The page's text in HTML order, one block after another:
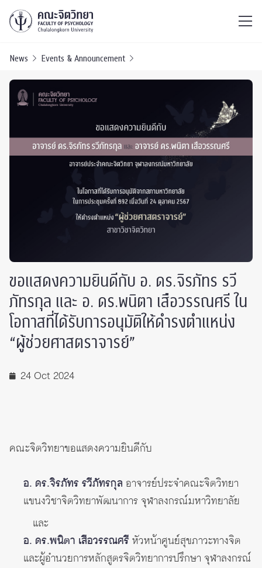
News Events & Announcement
ขอแสดงความยินดีกับ อ. ดร.จิรภัทร รวี
ภัทรกุล และ อ. ดร.พนิตา เสือวรรณศรี ใน
โอกาสที่ได้รับการอนุมัติให้ดำรงตำแหน่ง
“ผู้ช่วยศาสตราจารย์”
24 Oct 2024
คณะจิตวิทยาขอแสดงความยินดีกับ
อ. ดร.จิรภัทร รวีภัทรกุล อาจารย์ประจำคณะจิตวิทยา
แขนงวิชาจิตวิทยาพัฒนาการ จุฬาลงกรณ์มหาวิทยาลัย
และ
อ. ดร.พนิตา เสือวรรณศรีหัวหน้าศูนย์สุขภาวะทางจิต
และผู้อำนวยการหลักสูตรจิตวิทยาการปรึกษา จุฬาลงกรณ์